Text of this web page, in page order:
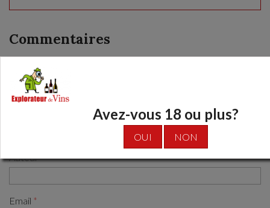
Commentaires
Soyer le premier à laisser un commentaire
Auteur
Email
Avez-vous 18 ou plus?
OUI NON